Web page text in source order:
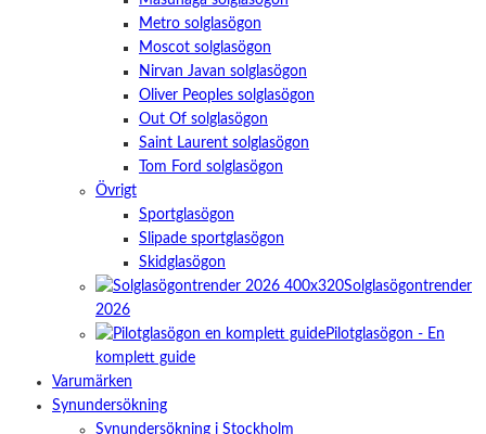
Metro solglasögon
Moscot solglasögon
Nirvan Javan solglasögon
Oliver Peoples solglasögon
Out Of solglasögon
Saint Laurent solglasögon
Tom Ford solglasögon
Övrigt
Sportglasögon
Slipade sportglasögon
Skidglasögon
Solglasögontrender
2026
Pilotglasögon - En
komplett guide
Varumärken
Synundersökning
Synundersökning i Stockholm